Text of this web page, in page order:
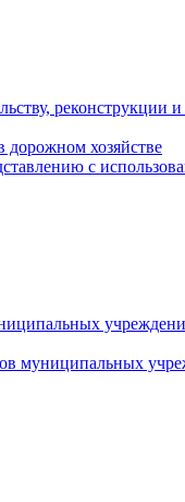
реконструкции
дорожном хозяйстве
с
муниципальных